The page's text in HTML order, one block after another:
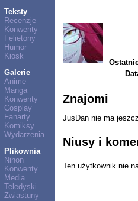
Teksty
Recenzje
Konwenty
Felietony
Humor
Kiosk
Galerie
Anime
Manga
Konwenty
Cosplay
Fanarty
Komiksy
Wydarzenia
Plikownia
Nihon
Konwenty
Media
Teledyski
Zwiastuny
Znajomi
JusDan nie ma
Niusy i
Ten użytkownik nie